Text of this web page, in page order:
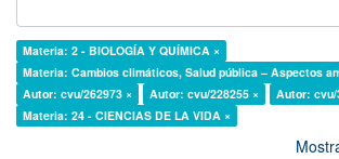
Materia: 2 - BIOLOGÍA Y QUÍMICA ×
Materia: Cambios climáticos, Salud pública – Aspectos
Autor: cvu/262973 ×
Autor: cvu/228255 ×
Autor: cvu/
Materia: 24 - CIENCIAS DE LA VIDA ×